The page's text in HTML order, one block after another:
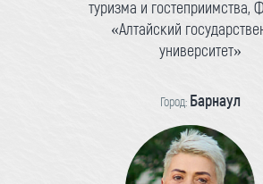
туризма и гостеприимства,
«Алтайский
университет»
Город: Барнаул